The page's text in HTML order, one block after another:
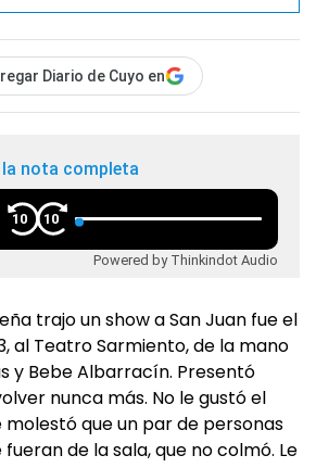
Diario de Cuyo en
la nota completa
10 10
Powered by Thinkindot Audio
trajo un show a San Juan fue el
al Teatro Sarmiento, de la mano
y Bebe Albarracín. Presentó
nunca más. No le gustó el
molestó que un par de personas
de la sala, que no colmó. Le